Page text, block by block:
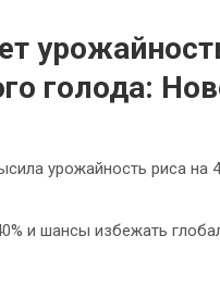
голода:
урожайность риса на